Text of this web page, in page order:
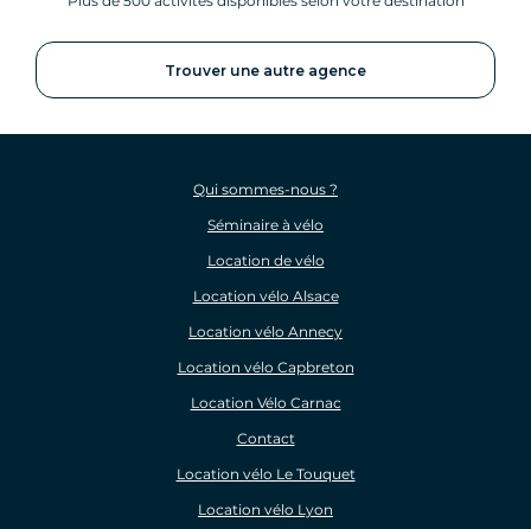
Trouver une autre agence
Qui sommes-nous ?
Séminaire à vélo
Location de vélo
Location vélo Alsace
Location vélo Annecy
Location vélo Capbreton
Location Vélo Carnac
Contact
Location vélo Le Touquet
Location vélo Lyon